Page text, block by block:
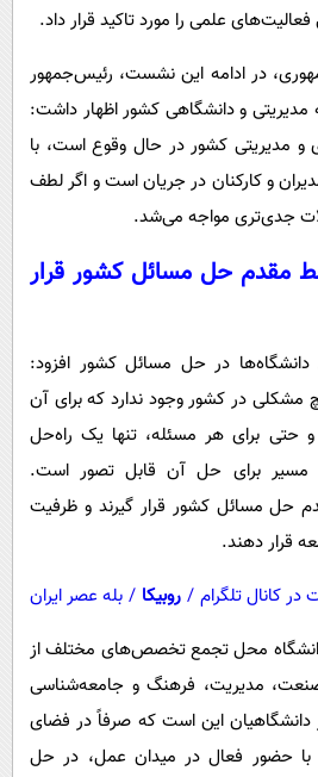
سرگرمی
گوناگون
حوادث
فرهنگی
اجتماعی
سیاست خارجی
پیامک
روانشناسی
آشپزی
دانلود
علمی را مورد تاکید قرار داد.
در ادامه این نشست، رئیس‌جمهور
مدیریتی و دانشگاهی کشور اظهار داشت:
و مدیریتی کشور در حال وقوع است، با
و کارکنان در جریان است و اگر لطف
جدی‌تری مواجه می‌شد.
مقدم حل مسائل کشور قرار
دانشگاه‌ها در حل مسائل کشور افزود:
در کشور وجود ندارد که برای آن
حتی برای هر مسئله، تنها یک راه‌حل
برای حل آن قابل تصور است.
حل مسائل کشور قرار گیرند و ظرفیت
قرار دهند.
کانال تلگرام / روبیکا / بله عصر ایران
دانشگاه محل تجمع تخصص‌های مختلف از
مدیریت، فرهنگ و جامعه‌شناسی
دانشگاهیان این است که صرفاً در فضای
با حضور فعال در میدان عمل، در حل